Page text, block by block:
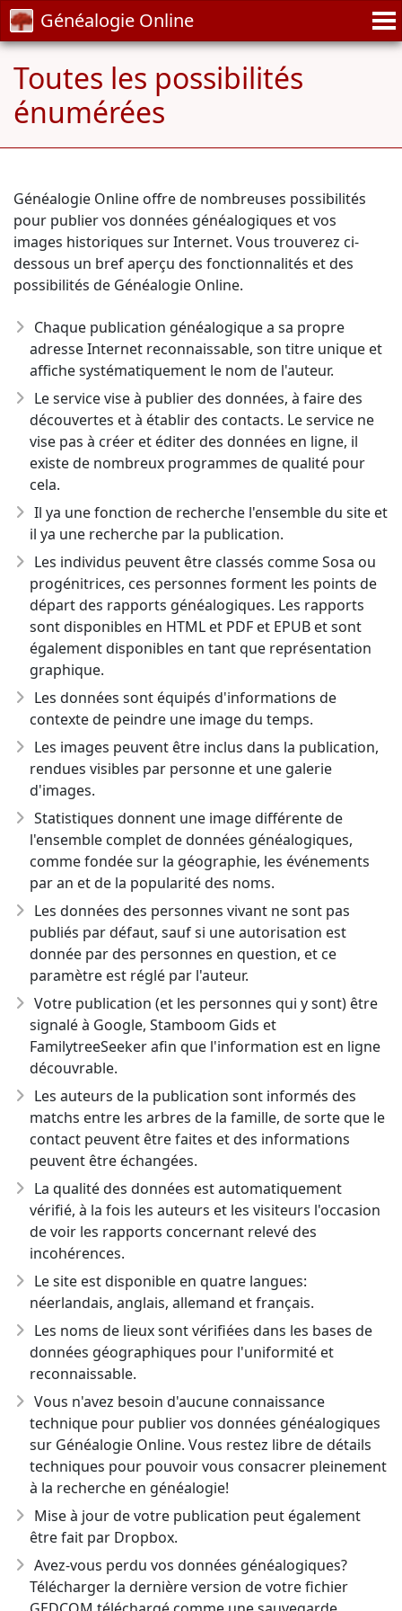
Généalogie Online
Toutes les possibilités
énumérées
Généalogie Online offre de nombreuses possibilités
pour publier vos données généalogiques et vos
images historiques sur Internet. Vous trouverez ci-
dessous un bref aperçu des fonctionnalités et des
possibilités de Généalogie Online.
Chaque publication généalogique a sa propre
adresse Internet reconnaissable, son titre unique et
affiche systématiquement le nom de l'auteur.
Le service vise à publier des données, à faire des
découvertes et à établir des contacts. Le service ne
vise pas à créer et éditer des données en ligne, il
existe de nombreux programmes de qualité pour
cela.
Il ya une fonction de recherche l'ensemble du site et
il ya une recherche par la publication.
Les individus peuvent être classés comme Sosa ou
progénitrices, ces personnes forment les points de
départ des rapports généalogiques. Les rapports
sont disponibles en HTML et PDF et EPUB et sont
également disponibles en tant que représentation
graphique.
Les données sont équipés d'informations de
contexte de peindre une image du temps.
Les images peuvent être inclus dans la publication,
rendues visibles par personne et une galerie
d'images.
Statistiques donnent une image différente de
l'ensemble complet de données généalogiques,
comme fondée sur la géographie, les événements
par an et de la popularité des noms.
Les données des personnes vivant ne sont pas
publiés par défaut, sauf si une autorisation est
donnée par des personnes en question, et ce
paramètre est réglé par l'auteur.
Votre publication (et les personnes qui y sont) être
signalé à Google, Stamboom Gids et
FamilytreeSeeker afin que l'information est en ligne
découvrable.
Les auteurs de la publication sont informés des
matchs entre les arbres de la famille, de sorte que le
contact peuvent être faites et des informations
peuvent être échangées.
La qualité des données est automatiquement
vérifié, à la fois les auteurs et les visiteurs l'occasion
de voir les rapports concernant relevé des
incohérences.
Le site est disponible en quatre langues:
néerlandais, anglais, allemand et français.
Les noms de lieux sont vérifiées dans les bases de
données géographiques pour l'uniformité et
reconnaissable.
Vous n'avez besoin d'aucune connaissance
technique pour publier vos données généalogiques
sur Généalogie Online. Vous restez libre de détails
techniques pour pouvoir vous consacrer pleinement
à la recherche en généalogie!
Mise à jour de votre publication peut également
être fait par Dropbox.
Avez-vous perdu vos données généalogiques?
Télécharger la dernière version de votre fichier